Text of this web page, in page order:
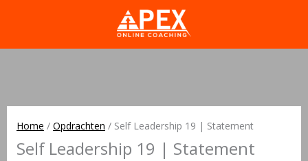
Home / Opdrachten / Self Leadership 19 | Statement
Self Leadership 19 | Statement